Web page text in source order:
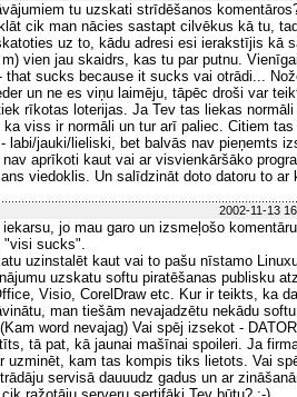
tu uzskati strīdēšanos
cik man nācies sastapt cilvēkus kā tu,
uz to, kādu adresi esi ierakstījis kā
vien jau skaidrs, kas tu par putnu.
that sucks because it sucks vai otrādi...
un ne es viņu laimēju, tāpēc droši var
rīkotas loterijas. Ja Tev tas liekas
viss ir normāli un tur arī paliec. Citiem
labi/jauki/lieliski, bet balvās nav pieņemts
aprīkoti kaut vai ar visvienkāršāko
viedoklis. Un salīdzināt doto datoru to ar
2002-11-13
jo mau garo un izsmeļošo
"visi sucks".
uzinstalēt kaut vai to pašu nīstamo
uzskatu softu piratēšanas publisku
Visio, CorelDraw etc. Kur ir teikts, ka
man tiešām nevajadzētu nekādu
word nevajag) Vai spēj izsekot -
tā pat, kā jaunai mašīnai spoileri. Ja
uzminēt, kam tas kompis tiks lietots. Vai
servisā dauuudz gadus un ar